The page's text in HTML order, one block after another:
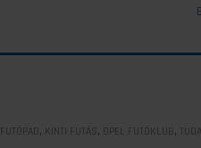
FUTÓPAD , KINTI FUTÁS, OPEL FUTÓKLUB ,